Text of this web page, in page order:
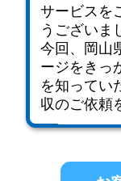
サービスを
うございま
今回、岡山
ージをきっ
を知ってい
収のご依頼